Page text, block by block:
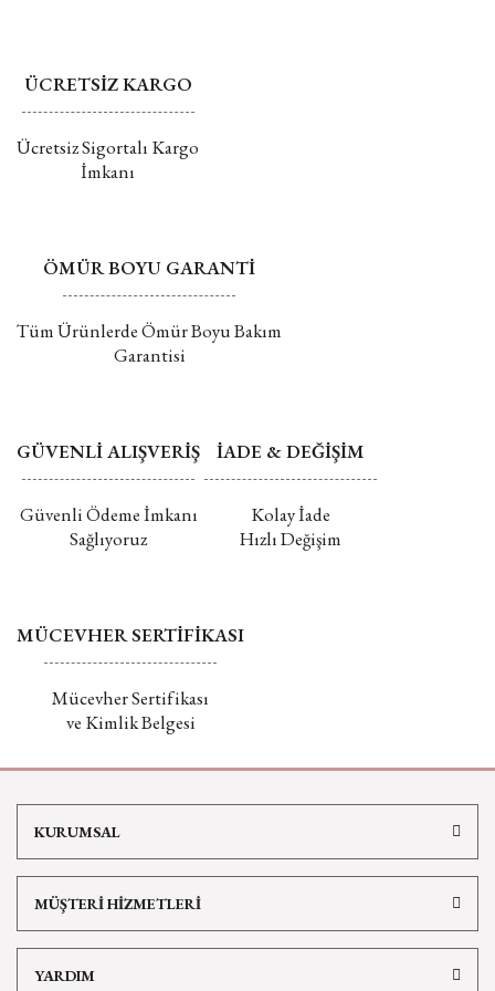
ÜCRETSİZ KARGO
Ücretsiz Sigortalı Kargo
İmkanı
ÖMÜR BOYU GARANTİ
Tüm Ürünlerde Ömür Boyu Bakım
Garantisi
GÜVENLİ ALIŞVERİŞ
Güvenli Ödeme İmkanı
Sağlıyoruz
İADE & DEĞİŞİM
Kolay İade
Hızlı Değişim
MÜCEVHER SERTİFİKASI
Mücevher Sertifikası
ve Kimlik Belgesi
KURUMSAL
MÜŞTERİ HİZMETLERİ
YARDIM